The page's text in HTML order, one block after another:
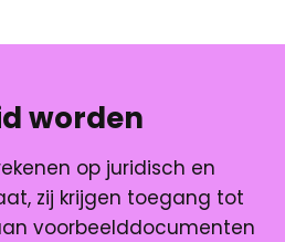
worden
op juridisch en
zij krijgen toegang tot
voorbeelddocumenten